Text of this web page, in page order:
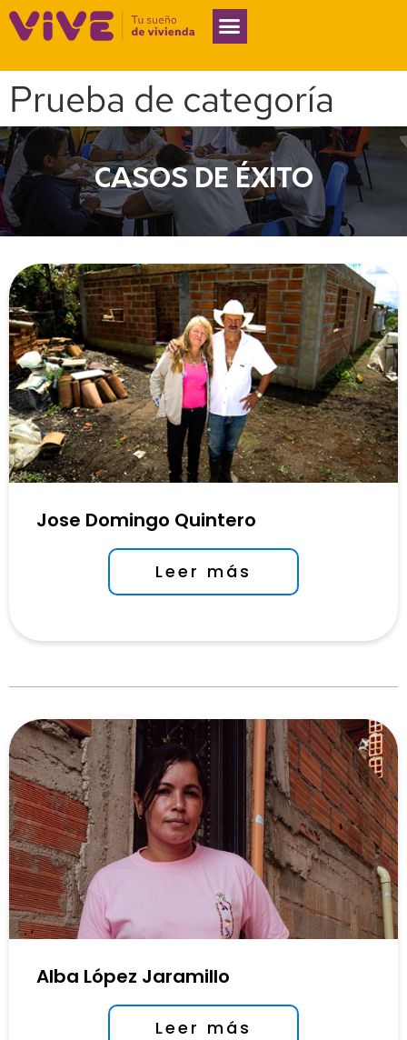
Prueba de categoría
CASOS DE ÉXITO
Jose Domingo Quintero
Leer más
Alba López Jaramillo
Leer más